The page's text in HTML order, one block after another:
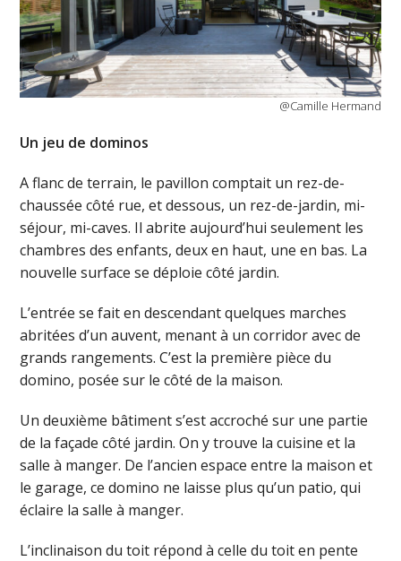
@Camille Hermand
Un jeu de dominos
A flanc de terrain, le pavillon comptait un rez-de-
chaussée côté rue, et dessous, un rez-de-jardin, mi-
séjour, mi-caves. Il abrite aujourd’hui seulement les
chambres des enfants, deux en haut, une en bas. La
nouvelle surface se déploie côté jardin.
L’entrée se fait en descendant quelques marches
abritées d’un auvent, menant à un corridor avec de
grands rangements. C’est la première pièce du
domino, posée sur le côté de la maison.
Un deuxième bâtiment s’est accroché sur une partie
de la façade côté jardin. On y trouve la cuisine et la
salle à manger. De l’ancien espace entre la maison et
le garage, ce domino ne laisse plus qu’un patio, qui
éclaire la salle à manger.
L’inclinaison du toit répond à celle du toit en pente